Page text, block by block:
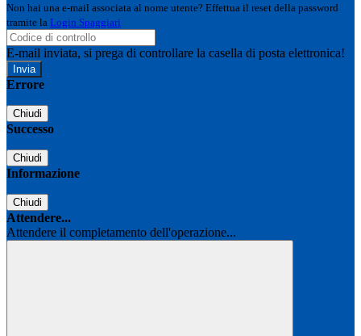
Non hai una e-mail associata al nome utente? Effettua il reset della password
tramite la Login Spaggiari
E-mail inviata, si prega di controllare la casella di posta elettronica!
Errore
Chiudi
Successo
Chiudi
Informazione
Chiudi
Attendere...
Attendere il completamento dell'operazione...